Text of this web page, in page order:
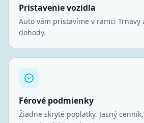
Pristavenie vozidla
Auto vám pristavíme v rámci Trnavy
dohody.
Férové podmienky
Žiadne skryté poplatky. Jasný